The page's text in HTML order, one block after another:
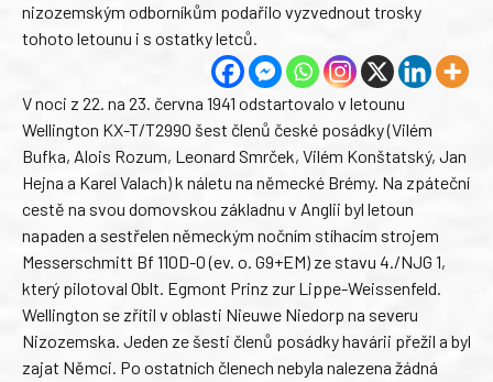
nizozemským odborníkům podařilo vyzvednout trosky
tohoto letounu i s ostatky letců.
V noci z 22. na 23. června 1941 odstartovalo v letounu
Wellington KX-T/T2990 šest členů české posádky (Vilém
Bufka, Alois Rozum, Leonard Smrček, Vilém Konštatský, Jan
Hejna a Karel Valach) k náletu na německé Brémy. Na zpáteční
cestě na svou domovskou základnu v Anglii byl letoun
napaden a sestřelen německým nočním stíhacím strojem
Messerschmitt Bf 110D-0 (ev. o. G9+EM) ze stavu 4./NJG 1,
který pilotoval Oblt. Egmont Prinz zur Lippe-Weissenfeld.
Wellington se zřítil v oblasti Nieuwe Niedorp na severu
Nizozemska. Jeden ze šesti členů posádky havárii přežil a byl
zajat Němci. Po ostatních členech nebyla nalezena žádná